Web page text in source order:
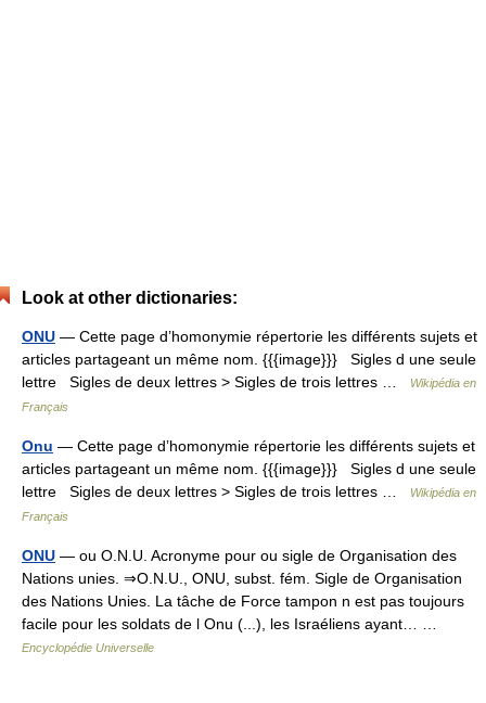
Look at other dictionaries:
ONU — Cette page d’homonymie répertorie les différents sujets et
articles partageant un même nom. {{{image}}} Sigles d une seule
lettre Sigles de deux lettres > Sigles de trois lettres …
Wikipédia en
Français
Onu — Cette page d’homonymie répertorie les différents sujets et
articles partageant un même nom. {{{image}}} Sigles d une seule
lettre Sigles de deux lettres > Sigles de trois lettres …
Wikipédia en
Français
ONU — ou O.N.U. Acronyme pour ou sigle de Organisation des
Nations unies. ⇒O.N.U., ONU, subst. fém. Sigle de Organisation
des Nations Unies. La tâche de Force tampon n est pas toujours
facile pour les soldats de l Onu (...), les Israéliens ayant… …
Encyclopédie Universelle